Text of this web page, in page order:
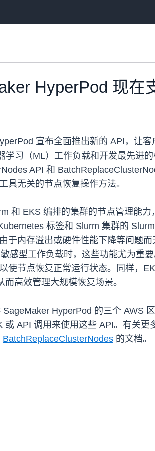
HyperPod 现在
宣布全面推出新的 API，让
学习（ML）工作负载和开发最先进
API 和
具无关的节点恢复操作方法。
和 EKS 编排的集群的节点管理能
标签和 Slurm 集群的
于内存溢出或硬件性能下降等问题
感型工作负载时，这些功能尤为重
使节点恢复正常运行状态。同样，
高效管理大规模恢复场景。
HyperPod 的三个 AWS
或 API 调用来使用这些 API。有关
BatchReplaceClusterNodes 的文档。